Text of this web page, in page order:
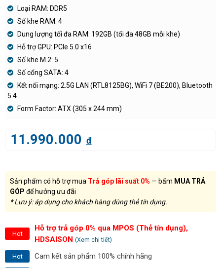
Loại RAM: DDR5
Số khe RAM: 4
Dung lượng tối đa RAM: 192GB (tối đa 48GB mỗi khe)
Hỗ trợ GPU: PCIe 5.0 x16
Số khe M.2: 5
Số cổng SATA: 4
Kết nối mạng: 2.5G LAN (RTL8125BG), WiFi 7 (BE200), Bluetooth
5.4
Form Factor: ATX (305 x 244 mm)
11.990.000 đ
Sản phẩm có hỗ trợ mua Trả góp lãi suất 0% — bấm MUA TRẢ
GÓP để hưởng ưu đãi
* Lưu ý: áp dụng cho khách hàng dùng thẻ tín dụng.
Hot
Hỗ trợ trả góp 0% qua MPOS (Thẻ tín dụng),
HDSAISON (Xem chi tiết)
Hot Cam kết sản phẩm 100% chính hãng